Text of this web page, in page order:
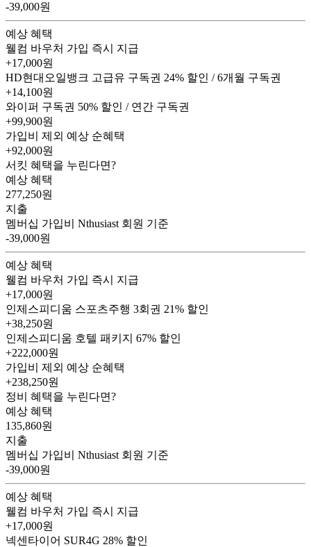
-39,000원
예상 혜택
웰컴 바우처 가입 즉시 지급
+17,000원
HD현대오일뱅크 고급유 구독권 24% 할인 / 6개월 구독권
+14,100원
와이퍼 구독권 50% 할인 / 연간 구독권
+99,900원
가입비 제외 예상 순혜택
+92,000원
서킷 혜택을 누린다면?
예상 혜택
277,250원
지출
멤버십 가입비
Nthusiast 회원 기준
-39,000원
예상 혜택
웰컴 바우처 가입 즉시 지급
+17,000원
인제스피디움 스포츠주행 3회권 21% 할인
+38,250원
인제스피디움 호텔 패키지 67% 할인
+222,000원
가입비 제외 예상 순혜택
+238,250원
정비 혜택을 누린다면?
예상 혜택
135,860원
지출
멤버십 가입비
Nthusiast 회원 기준
-39,000원
예상 혜택
웰컴 바우처 가입 즉시 지급
+17,000원
넥센타이어 SUR4G 28% 할인